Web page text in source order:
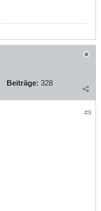
Beiträge: 328
#9